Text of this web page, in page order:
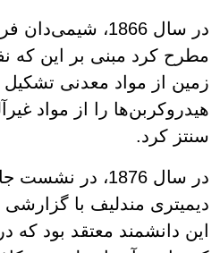
در سال 1866،
مطرح کرد مبنی بر این‌ که
زمین از مواد معدنی
هیدروکربن‌ها را از مواد
سنتز کرد.
در سال 1876، در
دیمیتری مندلیف با
این دانشمند معتقد بود که